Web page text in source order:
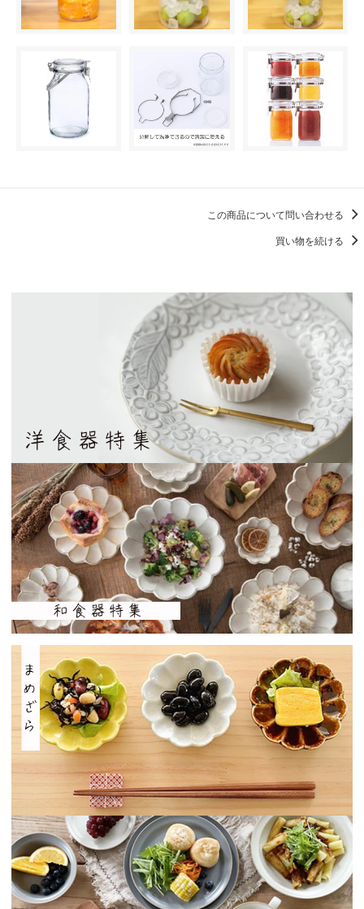
この商品について問い合わせる
買い物を続ける